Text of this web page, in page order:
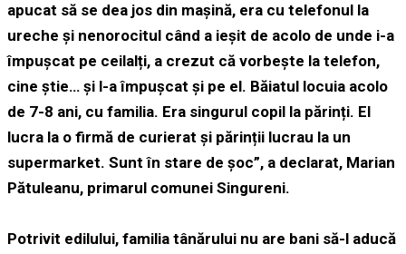
apucat să se dea jos din mașină, era cu telefonul la
ureche și nenorocitul când a ieșit de acolo de unde i-a
împușcat pe ceilalți, a crezut că vorbește la telefon,
cine știe… și l-a împușcat și pe el. Băiatul locuia acolo
de 7-8 ani, cu familia. Era singurul copil la părinți. El
lucra la o firmă de curierat și părinții lucrau la un
supermarket. Sunt în stare de șoc”, a declarat, Marian
Pătuleanu, primarul comunei Singureni.
Potrivit edilului, familia tânărului nu are bani să-l aducă